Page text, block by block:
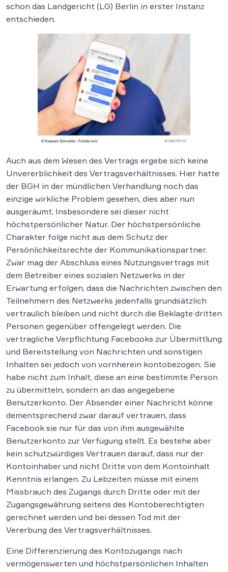
schon das Landgericht (LG) Berlin in erster Instanz
entschieden.
Auch aus dem Wesen des Vertrags ergebe sich keine
Unvererblichkeit des Vertragsverhältnisses. Hier hatte
der BGH in der mündlichen Verhandlung noch das
einzige wirkliche Problem gesehen, dies aber nun
ausgeräumt. Insbesondere sei dieser nicht
höchstpersönlicher Natur. Der höchstpersönliche
Charakter folge nicht aus dem Schutz der
Persönlichkeitsrechte der Kommunikationspartner.
Zwar mag der Abschluss eines Nutzungsvertrags mit
dem Betreiber eines sozialen Netzwerks in der
Erwartung erfolgen, dass die Nachrichten zwischen den
Teilnehmern des Netzwerks jedenfalls grundsätzlich
vertraulich bleiben und nicht durch die Beklagte dritten
Personen gegenüber offengelegt werden. Die
vertragliche Verpflichtung Facebooks zur Übermittlung
und Bereitstellung von Nachrichten und sonstigen
Inhalten sei jedoch von vornherein kontobezogen. Sie
habe nicht zum Inhalt, diese an eine bestimmte Person
zu übermitteln, sondern an das angegebene
Benutzerkonto. Der Absender einer Nachricht könne
dementsprechend zwar darauf vertrauen, dass
Facebook sie nur für das von ihm ausgewählte
Benutzerkonto zur Verfügung stellt. Es bestehe aber
kein schutzwürdiges Vertrauen darauf, dass nur der
Kontoinhaber und nicht Dritte von dem Kontoinhalt
Kenntnis erlangen. Zu Lebzeiten müsse mit einem
Missbrauch des Zugangs durch Dritte oder mit der
Zugangsgewährung seitens des Kontoberechtigten
gerechnet werden und bei dessen Tod mit der
Vererbung des Vertragsverhältnisses.
Eine Differenzierung des Kontozugangs nach
vermögenswerten und höchstpersönlichen Inhalten